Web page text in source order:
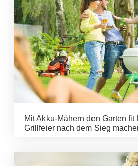
Mit Akku-Mähern den Garten fit
Grillfeier nach dem Sieg